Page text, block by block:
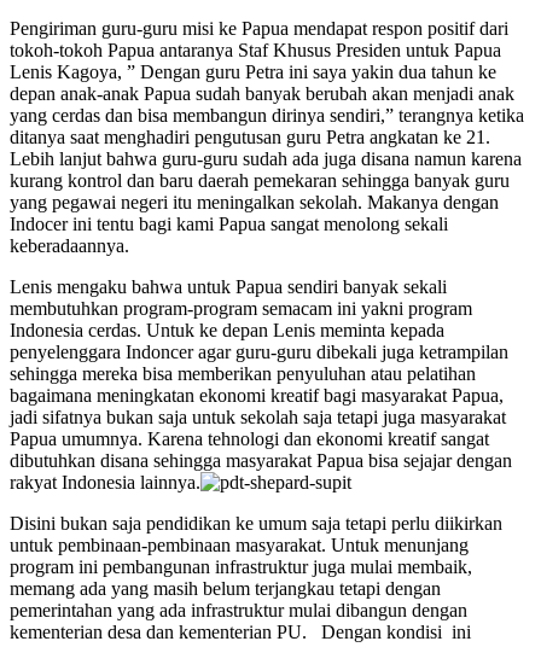
Pengiriman guru-guru misi ke Papua mendapat respon positif dari
tokoh-tokoh Papua antaranya Staf Khusus Presiden untuk Papua
Lenis Kagoya, ” Dengan guru Petra ini saya yakin dua tahun ke
depan anak-anak Papua sudah banyak berubah akan menjadi anak
yang cerdas dan bisa membangun dirinya sendiri,” terangnya ketika
ditanya saat menghadiri pengutusan guru Petra angkatan ke 21.
Lebih lanjut bahwa guru-guru sudah ada juga disana namun karena
kurang kontrol dan baru daerah pemekaran sehingga banyak guru
yang pegawai negeri itu meningalkan sekolah. Makanya dengan
Indocer ini tentu bagi kami Papua sangat menolong sekali
keberadaannya.
Lenis mengaku bahwa untuk Papua sendiri banyak sekali
membutuhkan program-program semacam ini yakni program
Indonesia cerdas. Untuk ke depan Lenis meminta kepada
penyelenggara Indoncer agar guru-guru dibekali juga ketrampilan
sehingga mereka bisa memberikan penyuluhan atau pelatihan
bagaimana meningkatan ekonomi kreatif bagi masyarakat Papua,
jadi sifatnya bukan saja untuk sekolah saja tetapi juga masyarakat
Papua umumnya. Karena tehnologi dan ekonomi kreatif sangat
dibutuhkan disana sehingga masyarakat Papua bisa sejajar dengan
rakyat Indonesia lainnya.
Disini bukan saja pendidikan ke umum saja tetapi perlu diikirkan
untuk pembinaan-pembinaan masyarakat. Untuk menunjang
program ini pembangunan infrastruktur juga mulai membaik,
memang ada yang masih belum terjangkau tetapi dengan
pemerintahan yang ada infrastruktur mulai dibangun dengan
kementerian desa dan kementerian PU. Dengan kondisi ini